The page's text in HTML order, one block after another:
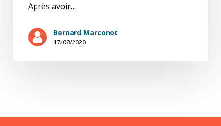
Après avoir…
Bernard Marconot
17/08/2020